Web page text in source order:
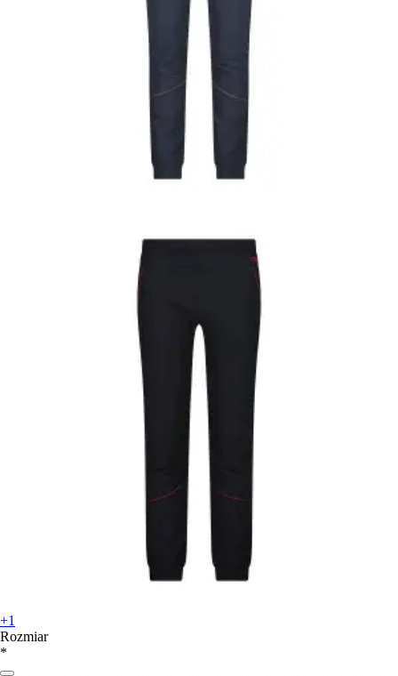
+1
Rozmiar
*